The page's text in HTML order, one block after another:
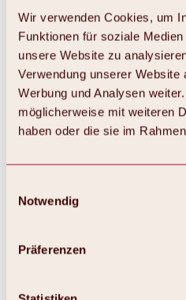
Wir verwenden Cookies, um
Funktionen für soziale
unsere Website zu
Verwendung unserer
Werbung und Analysen
möglicherweise mit weiteren
haben oder die sie im
Notwendig
Präferenzen